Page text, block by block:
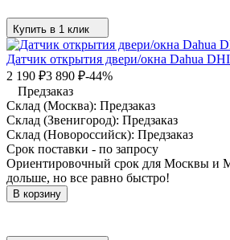
Купить в 1 клик
Датчик открытия двери/окна Dahua
2 190 ₽3 890 ₽-44%
Предзаказ
Склад (Москва): Предзаказ
Склад (Звенигород): Предзаказ
Склад (Новороссийск): Предзаказ
Срок поставки - по запросу
Ориентировочный срок для Москвы и
дольше, но все равно быстро!
В корзину